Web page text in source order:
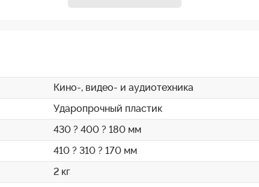
Кино-, видео- и аудиотехника
Ударопрочный пластик
430 ? 400 ? 180 мм
410 ? 310 ? 170 мм
2 кг